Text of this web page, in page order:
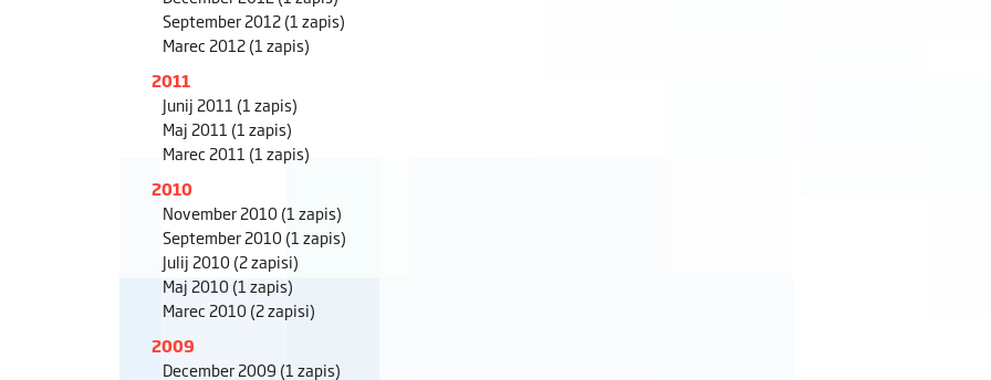
September 2012(1 zapis)
Marec 2012(1 zapis)
2011
Junij 2011 (1 zapis)
Maj 2011 (1 zapis)
Marec 2011 (1 zapis)
2010
November 2010(1 zapis)
September 2010(1 zapis)
Julij 2010(2 zapisi)
Maj 2010(1 zapis)
Marec 2010(2 zapisi)
2009
December 2009 (1 zapis)